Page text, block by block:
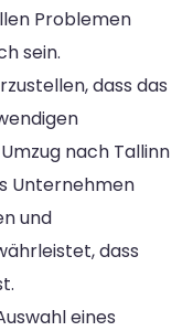
Problemen
sein.
dass das
nach Tallinn
Unternehmen
und
dass
eines